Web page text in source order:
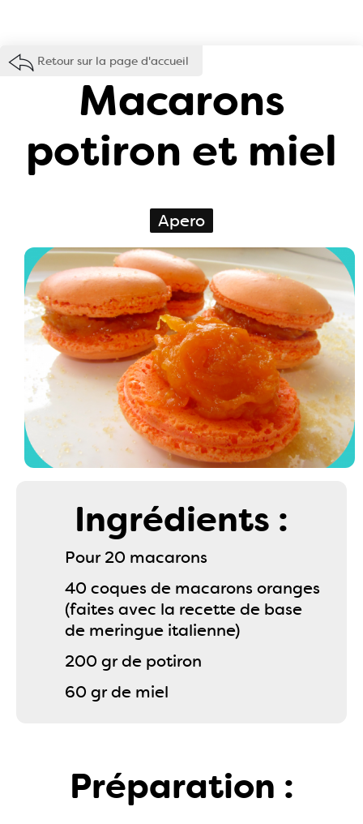
Retour sur la page d'accueil
Macarons
potiron et miel
Apero
Ingrédients :
Pour 20 macarons
40 coques de macarons oranges
(faites avec la recette de base
de meringue italienne)
200 gr de potiron
60 gr de miel
Préparation :